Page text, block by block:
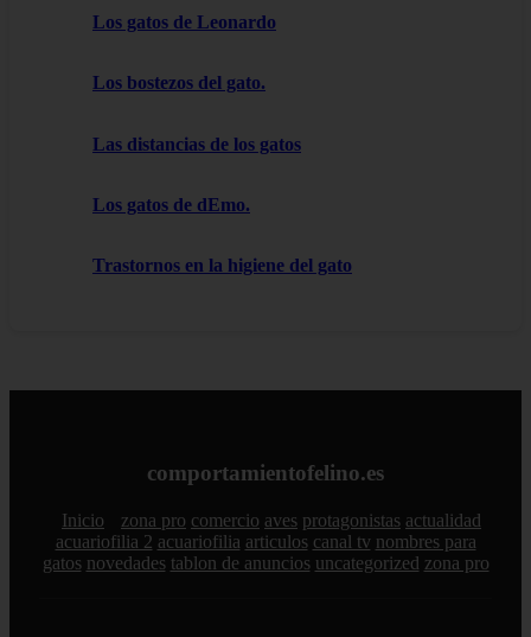
Los gatos de Leonardo
Los bostezos del gato.
Las distancias de los gatos
Los gatos de dEmo.
Trastornos en la higiene del gato
comportamientofelino.es
Inicio zona pro comercio aves protagonistas actualidad
acuariofilia 2 acuariofilia articulos canal tv nombres para
gatos novedades tablon de anuncios uncategorized zona pro